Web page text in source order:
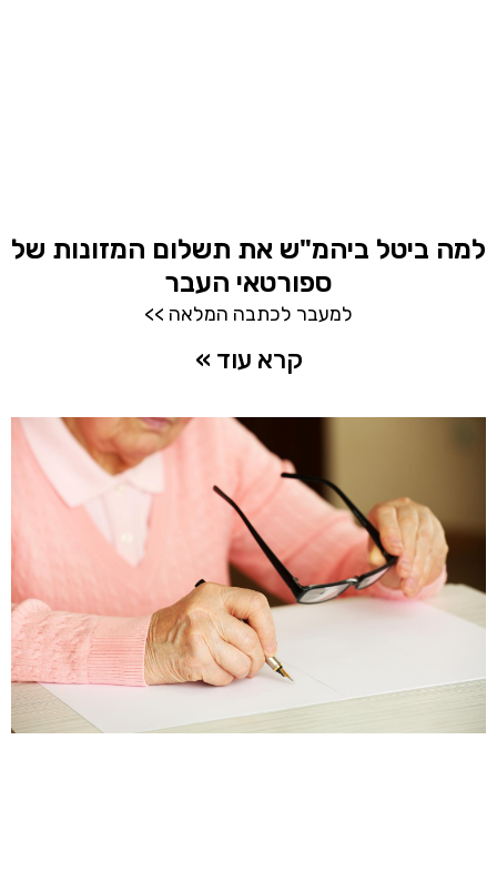
למה ביטל ביהמ"ש את תשלום המזונות של
ספורטאי העבר
למעבר לכתבה המלאה >>
קרא עוד »